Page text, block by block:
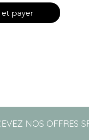
payer
NOS OFFRES